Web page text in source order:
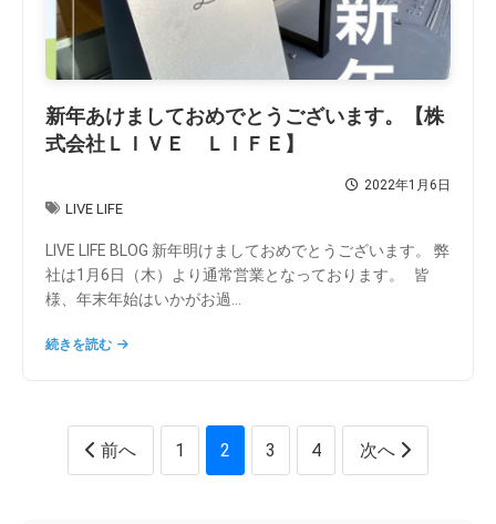
新年あけましておめでとうございます。【株
式会社ＬＩＶＥ ＬＩＦＥ】
2022年1月6日
LIVE LIFE
LIVE LIFE BLOG 新年明けましておめでとうございます。 弊
社は1月6日（木）より通常営業となっております。 皆
様、年末年始はいかがお過...
続きを読む
前へ 1 2 3 4 次へ